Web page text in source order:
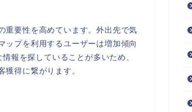
重要性を高めています。外出先で気
ップを利用するユーザーは増加傾向
報を探していることが多いため、
得に繋がります。